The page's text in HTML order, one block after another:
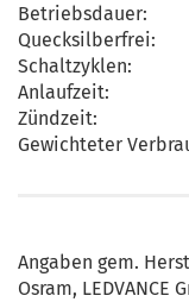
Betriebsdauer:
Quecksilberfrei:
Schaltzyklen:
Anlaufzeit:
Zündzeit:
Gewichteter
Angaben gem.
Osram,